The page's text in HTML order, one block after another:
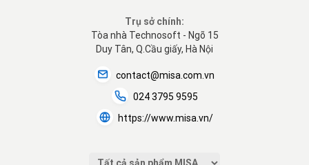
Trụ sở chính:
Tòa nhà Technosoft - Ngõ 15
Duy Tân, Q.Cầu giấy, Hà Nội
contact@misa.com.vn
024 3795 9595
https://www.misa.vn/